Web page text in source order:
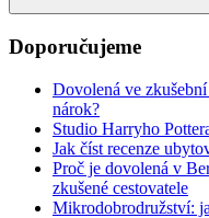
Doporučujeme
Dovolená ve
nárok?
Studio Harryho
Jak číst recenze
Proč je dovolená v
zkušené cestovatele
Mikrodobrodružství: